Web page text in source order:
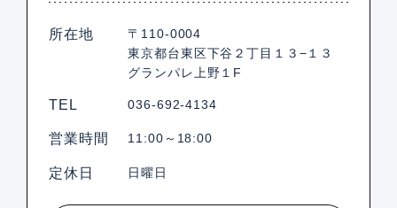
所在地
〒110-0004
東京都台東区下谷２丁目１３−１３
グランパレ上野１F
TEL 036-692-4134
営業時間 11:00～18:00
定休日 日曜日